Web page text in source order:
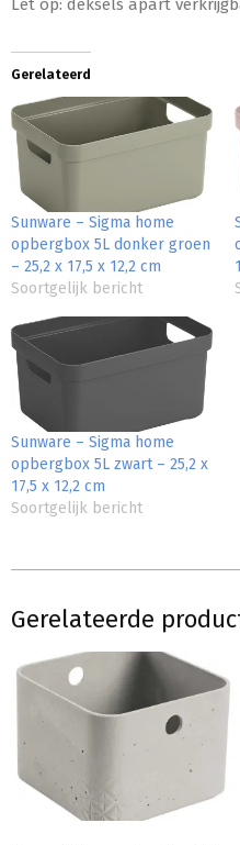
Let op: deksels apart
Gerelateerd
Sunware – Sigma home
opbergbox 5L donker groen
– 25,2 x 17,5 x 12,2 cm
Soortgelijk bericht
Sunware – Sigma home
opbergbox 5L zwart – 25,2 x
17,5 x 12,2 cm
Soortgelijk bericht
Gerelateerde